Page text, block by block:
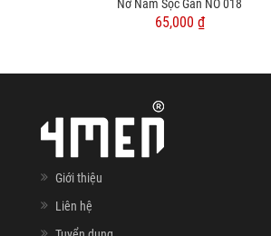
Nơ Nam Sọc Gân NO 018
65,000 ₫
Giới thiệu
Liên hệ